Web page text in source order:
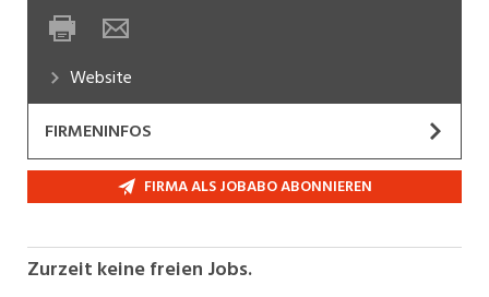
Website
FIRMENINFOS
Kurzportrait
IBG ist das führende Deutschschweizer
Inspektion. Technik ist unsere Kompetenz. Und
FIRMA ALS JOBABO ABONNIEREN
Zurzeit keine freien Jobs.